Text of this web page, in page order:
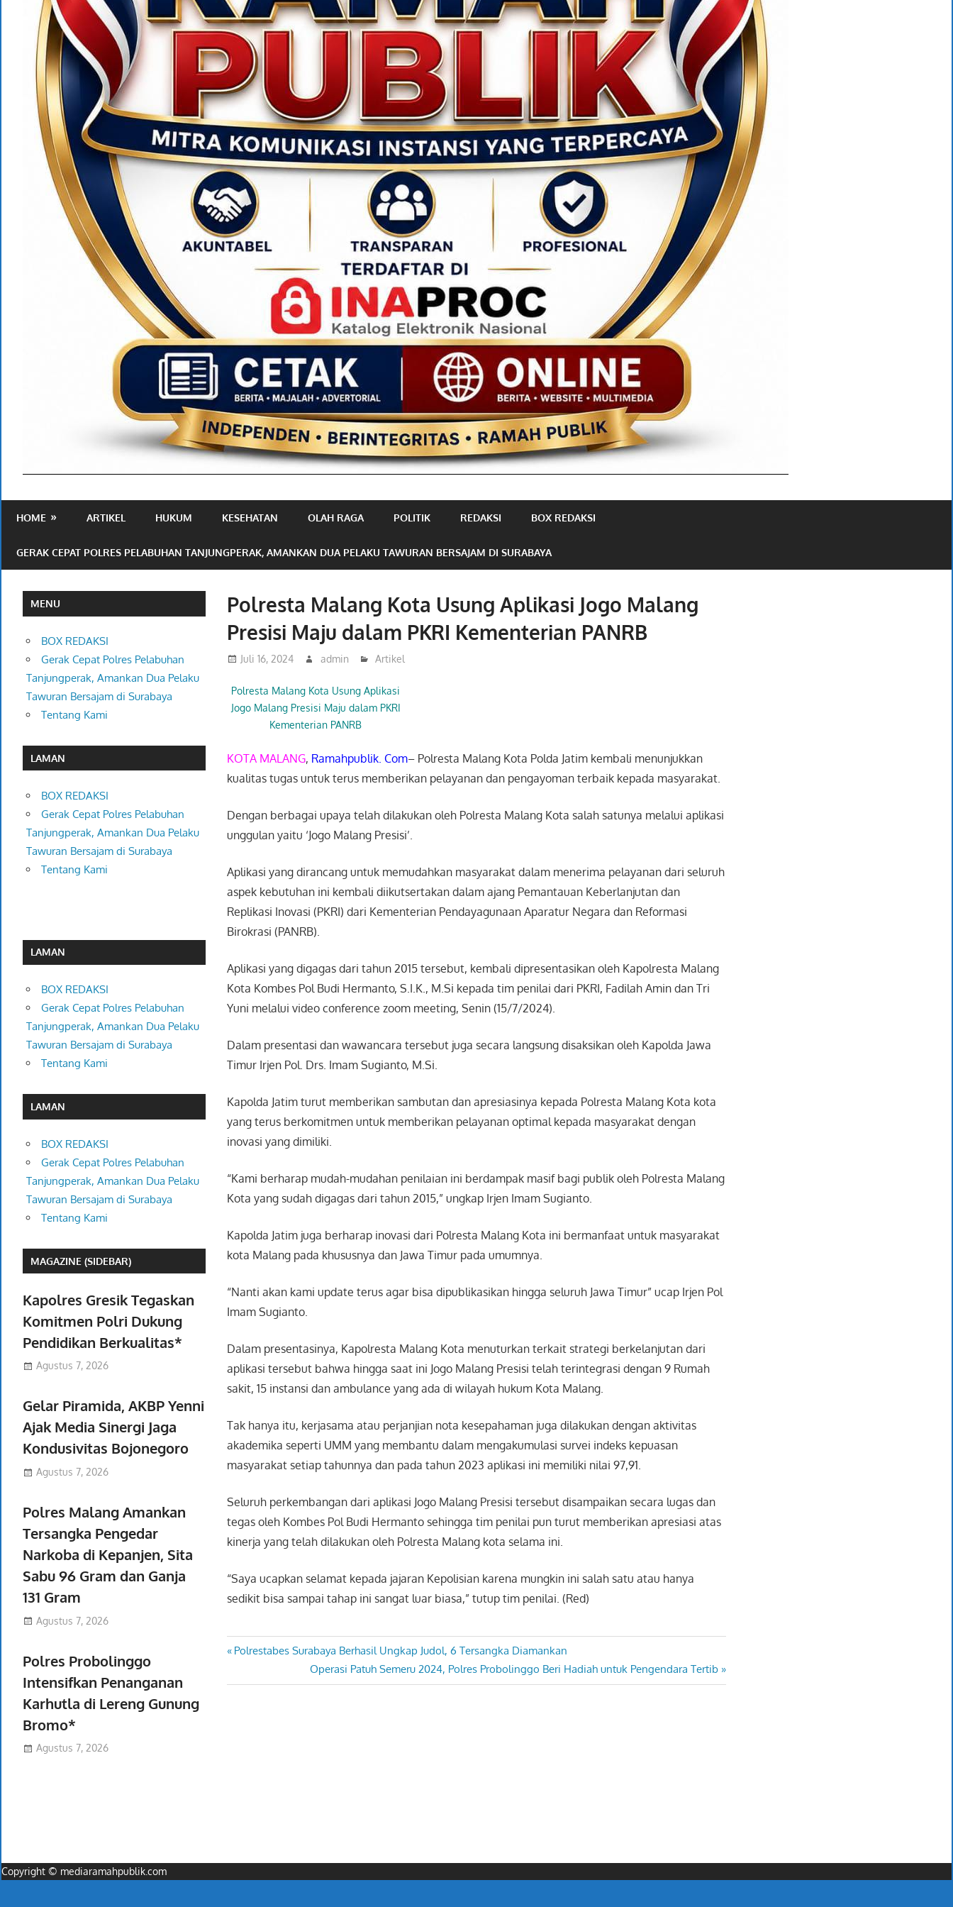
Publik
HOME ARTIKEL HUKUM KESEHATAN OLAH RAGA POLITIK REDAKSI BOX REDAKSI
GERAK CEPAT POLRES PELABUHAN TANJUNGPERAK, AMANKAN DUA PELAKU TAWURAN BERSAJAM DI SURABAYA
Polresta Malang Kota Usung Aplikasi Jogo Malang
Presisi Maju dalam PKRI Kementerian PANRB
Juli 16, 2024 admin Artikel
Polresta Malang Kota Usung Aplikasi
Jogo Malang Presisi Maju dalam PKRI
Kementerian PANRB
KOTA MALANG, Ramahpublik. Com– Polresta Malang Kota Polda Jatim kembali menunjukkan
kualitas tugas untuk terus memberikan pelayanan dan pengayoman terbaik kepada masyarakat.
Dengan berbagai upaya telah dilakukan oleh Polresta Malang Kota salah satunya melalui aplikasi
unggulan yaitu ‘Jogo Malang Presisi’.
Aplikasi yang dirancang untuk memudahkan masyarakat dalam menerima pelayanan dari seluruh
aspek kebutuhan ini kembali diikutsertakan dalam ajang Pemantauan Keberlanjutan dan
Replikasi Inovasi (PKRI) dari Kementerian Pendayagunaan Aparatur Negara dan Reformasi
Birokrasi (PANRB).
Aplikasi yang digagas dari tahun 2015 tersebut, kembali dipresentasikan oleh Kapolresta Malang
Kota Kombes Pol Budi Hermanto, S.I.K., M.Si kepada tim penilai dari PKRI, Fadilah Amin dan Tri
Yuni melalui video conference zoom meeting, Senin (15/7/2024).
Dalam presentasi dan wawancara tersebut juga secara langsung disaksikan oleh Kapolda Jawa
Timur Irjen Pol. Drs. Imam Sugianto, M.Si.
Kapolda Jatim turut memberikan sambutan dan apresiasinya kepada Polresta Malang Kota kota
yang terus berkomitmen untuk memberikan pelayanan optimal kepada masyarakat dengan
inovasi yang dimiliki.
“Kami berharap mudah-mudahan penilaian ini berdampak masif bagi publik oleh Polresta Malang
Kota yang sudah digagas dari tahun 2015,” ungkap Irjen Imam Sugianto.
Kapolda Jatim juga berharap inovasi dari Polresta Malang Kota ini bermanfaat untuk masyarakat
kota Malang pada khususnya dan Jawa Timur pada umumnya.
“Nanti akan kami update terus agar bisa dipublikasikan hingga seluruh Jawa Timur” ucap Irjen Pol
Imam Sugianto.
Dalam presentasinya, Kapolresta Malang Kota menuturkan terkait strategi berkelanjutan dari
aplikasi tersebut bahwa hingga saat ini Jogo Malang Presisi telah terintegrasi dengan 9 Rumah
sakit, 15 instansi dan ambulance yang ada di wilayah hukum Kota Malang.
Tak hanya itu, kerjasama atau perjanjian nota kesepahaman juga dilakukan dengan aktivitas
akademika seperti UMM yang membantu dalam mengakumulasi survei indeks kepuasan
masyarakat setiap tahunnya dan pada tahun 2023 aplikasi ini memiliki nilai 97,91.
Seluruh perkembangan dari aplikasi Jogo Malang Presisi tersebut disampaikan secara lugas dan
tegas oleh Kombes Pol Budi Hermanto sehingga tim penilai pun turut memberikan apresiasi atas
kinerja yang telah dilakukan oleh Polresta Malang kota selama ini.
“Saya ucapkan selamat kepada jajaran Kepolisian karena mungkin ini salah satu atau hanya
sedikit bisa sampai tahap ini sangat luar biasa,” tutup tim penilai. (Red)
Navigasi
pos
Previous
Polrestabes Surabaya Berhasil Ungkap Judol, 6 Tersangka Diamankan
Next
Post:
Operasi Patuh Semeru 2024, Polres Probolinggo Beri Hadiah untuk Pengendara Tertib
MENU
BOX REDAKSI
Gerak Cepat Polres Pelabuhan
Tanjungperak, Amankan Dua Pelaku
Tawuran Bersajam di Surabaya
Tentang Kami
LAMAN
BOX REDAKSI
Gerak Cepat Polres Pelabuhan
Tanjungperak, Amankan Dua Pelaku
Tawuran Bersajam di Surabaya
Tentang Kami
LAMAN
BOX REDAKSI
Gerak Cepat Polres Pelabuhan
Tanjungperak, Amankan Dua Pelaku
Tawuran Bersajam di Surabaya
Tentang Kami
LAMAN
BOX REDAKSI
Gerak Cepat Polres Pelabuhan
Tanjungperak, Amankan Dua Pelaku
Tawuran Bersajam di Surabaya
Tentang Kami
MAGAZINE (SIDEBAR)
Kapolres Gresik Tegaskan
Komitmen Polri Dukung
Pendidikan Berkualitas*
Agustus 7, 2026
Gelar Piramida, AKBP Yenni
Ajak Media Sinergi Jaga
Kondusivitas Bojonegoro
Agustus 7, 2026
Polres Malang Amankan
Tersangka Pengedar
Narkoba di Kepanjen, Sita
Sabu 96 Gram dan Ganja
131 Gram
Agustus 7, 2026
Polres Probolinggo
Intensifkan Penanganan
Karhutla di Lereng Gunung
Bromo*
Agustus 7, 2026
Copyright © mediaramahpublik.com